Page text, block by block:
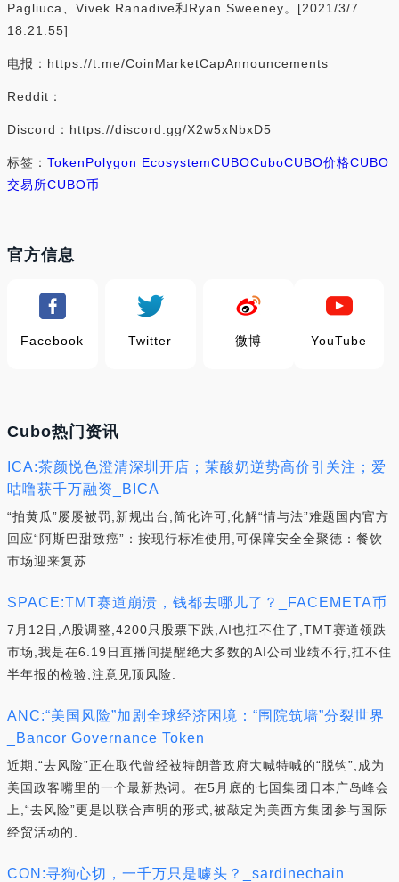
Pagliuca、Vivek Ranadive和Ryan Sweeney。[2021/3/7
18:21:55]
电报：https://t.me/CoinMarketCapAnnouncements
Reddit：
Discord：https://discord.gg/X2w5xNbxD5
标签： TokenPolygon EcosystemCUBOCuboCUBO价格CUBO
交易所CUBO币
官方信息
Facebook Twitter 微博 YouTube
Cubo热门资讯
ICA:茶颜悦色澄清深圳开店；茉酸奶逆势高价引关注；爱
咕噜获千万融资_BICA
“拍黄瓜”屡屡被罚,新规出台,简化许可,化解“情与法”难题国内官方
回应“阿斯巴甜致癌”：按现行标准使用,可保障安全全聚德：餐饮
市场迎来复苏.
SPACE:TMT赛道崩溃，钱都去哪儿了？_FACEMETA币
7月12日,A股调整,4200只股票下跌,AI也扛不住了,TMT赛道领跌
市场,我是在6.19日直播间提醒绝大多数的AI公司业绩不行,扛不住
半年报的检验,注意见顶风险.
ANC:“美国风险”加剧全球经济困境：“围院筑墙”分裂世界
_Bancor Governance Token
近期,“去风险”正在取代曾经被特朗普政府大喊特喊的“脱钩”,成为
美国政客嘴里的一个最新热词。在5月底的七国集团日本广岛峰会
上,“去风险”更是以联合声明的形式,被敲定为美西方集团参与国际
经贸活动的.
CON:寻狗心切，一千万只是噱头？_sardinechain